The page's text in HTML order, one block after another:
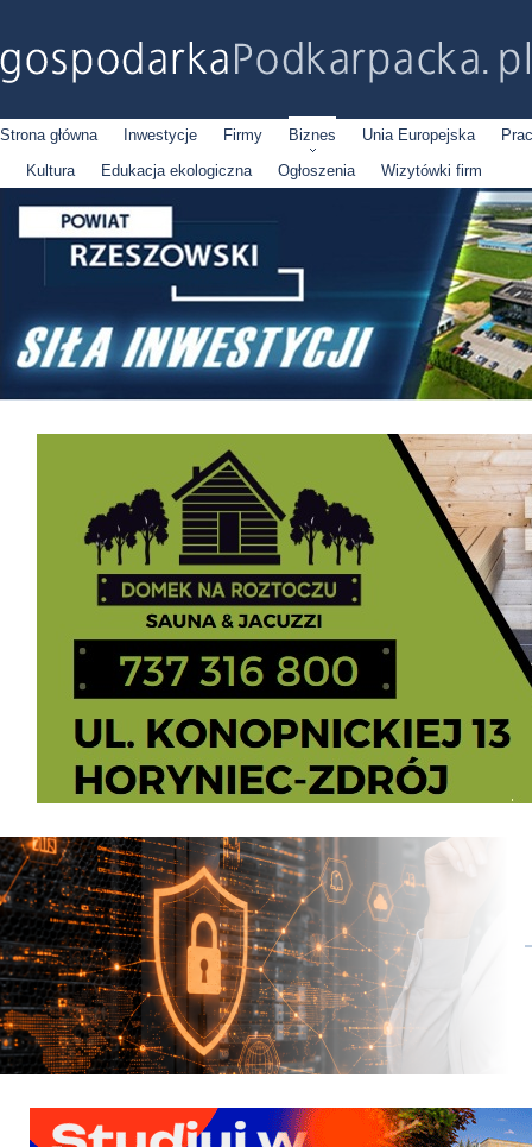
Strona główna Inwestycje Firmy Biznes Unia Europejska
Kultura
Edukacja ekologiczna Ogłoszenia Wizytówki firm